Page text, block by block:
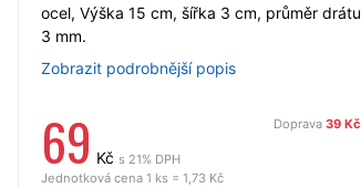
ocel, Výška 15 cm, šířka 3 cm, průměr drátu
3 mm.
Zobrazit podrobnější popis
Doprava 39 Kč
69 Kč s 21% DPH
Jednotková cena 1 ks = 1,73 Kč